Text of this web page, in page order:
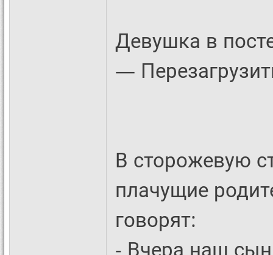
Девушка в
—
В сторожевую
плачущие
говорят:
- Вчера наш